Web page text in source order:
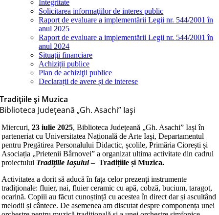
Integritate
Solicitarea informaţiilor de interes public
Raport de evaluare a implementării Legii nr. 544/2001 în
anul 2025
Raport de evaluare a implementării Legii nr. 544/2001 în
anul 2024
Situații financiare
Achiziții publice
Plan de achiziţii publice
Declarații de avere și de interese
Tradițiile și Muzica
Biblioteca Judeţeană „Gh. Asachi” Iaşi
Miercuri, 23 iulie 2025, Biblioteca Judeţeană „Gh. Asachi” Iași în
parteneriat cu Universitatea Națională de Arte Iași, Departamentul
pentru Pregătirea Personalului Didactic, școlile, Primăria Ciorești și
Asociația „Prietenii Bârnovei” a organizat ultima activitate din cadrul
proiectului Tradițiile Iașului– Tradițiile și Muzica.
Activitatea a dorit să aducă în fața celor prezenți instrumente
tradiționale: fluier, nai, fluier ceramic cu apă, cobză, bucium, taragot,
ocarină. Copiii au făcut cunoștință cu acestea în direct dar și ascultând
melodii și cântece. De asemenea am discutat despre componența unei